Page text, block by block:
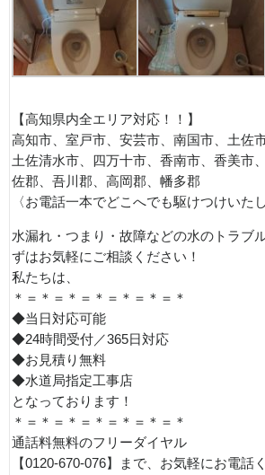
【高知県内全エリア対応！！】
高知市、室戸市、安芸市、南国市、土佐
土佐清水市、四万十市、香南市、香美市
佐郡、吾川郡、高岡郡、幡多郡
〈お電話一本でどこへでも駆けつけいた
水漏れ・つまり・故障などの水のトラブ
ずはお気軽にご相談ください！
私たちは、
＊＝＊＝＊＝＊＝＊＝＊＝＊
◆当日対応可能
◆24時間受付／365日対応
◆お見積り無料
◆水道局指定工事店
となっております！
＊＝＊＝＊＝＊＝＊＝＊＝＊
通話料無料のフリーダイヤル
【0120-670-076】まで、お気軽にお電話